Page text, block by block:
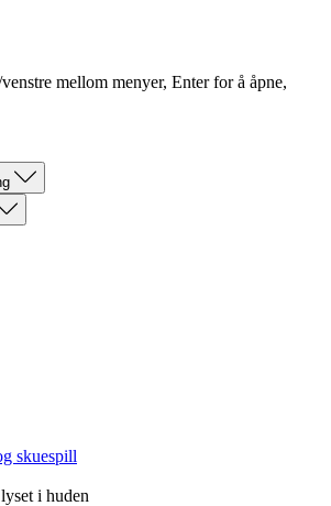
mellom menyer, Enter for å åpne,
skuespill
i huden